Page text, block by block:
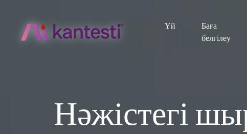
Үй
Баға
белгілеу
Нәжістегі